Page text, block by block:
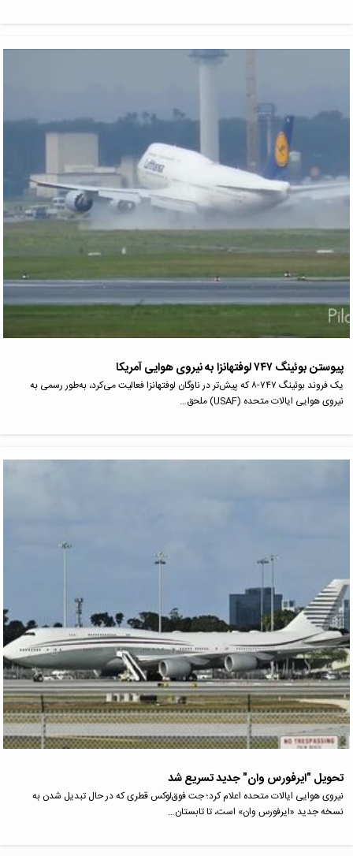
پیوستن بوئینگ ۷۴۷ لوفتهانزا به نیروی هوایی آمریکا
یک فروند بوئینگ ۷۴۷-۸ که پیش‌تر در ناوگان لوفتهانزا فعالیت می‌کرد، به‌طور رسمی به
نیروی هوایی ایالات متحده (USAF) ملحق…
تحویل "ایرفورس وان" جدید تسریع شد
نیروی هوایی ایالات متحده اعلام کرد؛ جت فوق‌لوکس قطری که در حال تبدیل شدن به
نسخه جدید «ایرفورس وان» است، تا تابستان…